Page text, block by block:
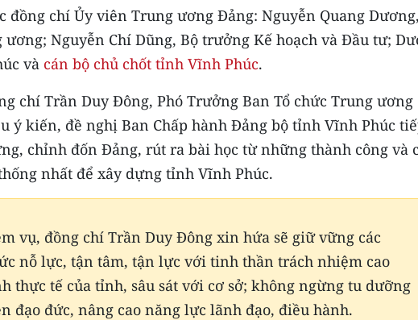
đồng chí Ủy viên Trung ương Đảng: Nguyễn Quang Dương,
Nguyễn Chí Dũng, Bộ trưởng Kế hoạch và Đầu tư;
và cán bộ chủ chốt tỉnh Vĩnh Phúc.
chí Trần Duy Đông, Phó Trưởng Ban Tổ chức Trung ương
ý kiến, đề nghị Ban Chấp hành Đảng bộ tỉnh Vĩnh Phúc
chỉnh đốn Đảng, rút ra bài học từ những thành công và
nhất để xây dựng tỉnh Vĩnh Phúc.
vụ, đồng chí Trần Duy Đông xin hứa sẽ giữ vững các
nỗ lực, tận tâm, tận lực với tinh thần trách nhiệm cao
thực tế của tỉnh, sâu sát với cơ sở; không ngừng tu dưỡng
đức, nâng cao năng lực lãnh đạo, điều hành.